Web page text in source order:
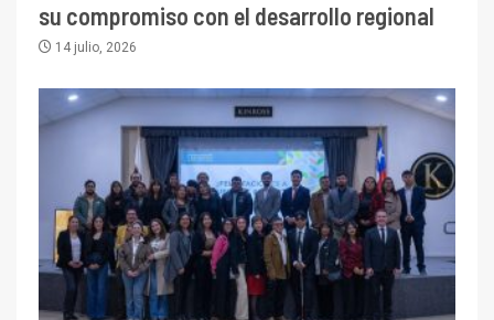
su compromiso con el desarrollo regional
14 julio, 2026